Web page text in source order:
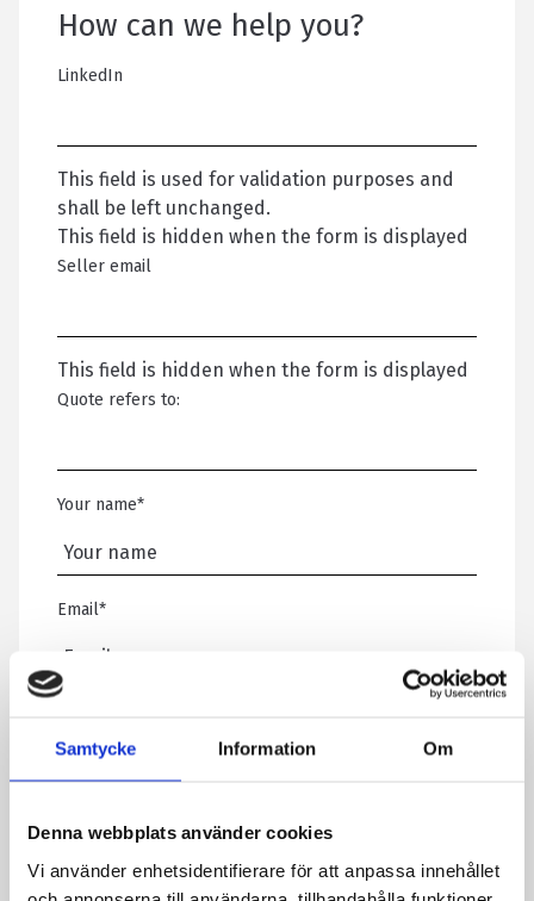
Samtycke Information Om
Denna webbplats använder cookies
Vi använder enhetsidentifierare för att anpassa innehållet
How can we help you?
LinkedIn
This field is used for validation purposes and
shall be left unchanged.
This field is hidden when the form is displayed
Seller email
This field is hidden when the form is displayed
Quote refers to:
Your name*
Email*